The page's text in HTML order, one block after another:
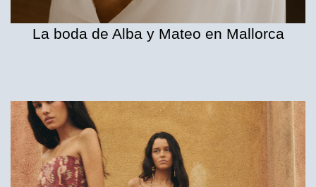
La boda de Alba y Mateo en Mallorca